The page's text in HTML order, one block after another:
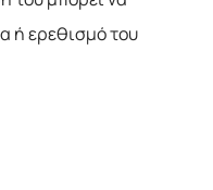
ή ερεθισμό του